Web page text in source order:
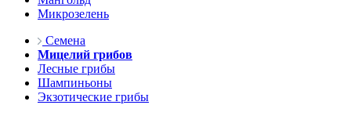
Микрозелень
Семена
Мицелий грибов
Лесные грибы
Шампиньоны
Экзотические грибы